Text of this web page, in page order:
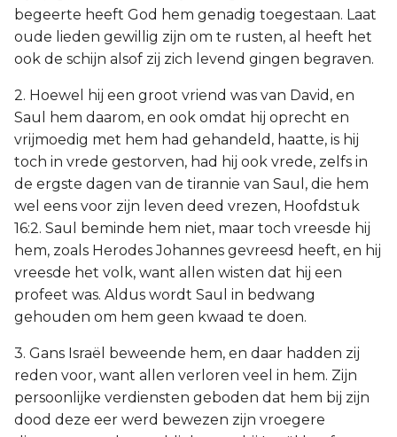
begeerte heeft God hem genadig toegestaan. Laat
oude lieden gewillig zijn om te rusten, al heeft het
ook de schijn alsof zij zich levend gingen begraven.
2. Hoewel hij een groot vriend was van David, en
Saul hem daarom, en ook omdat hij oprecht en
vrijmoedig met hem had gehandeld, haatte, is hij
toch in vrede gestorven, had hij ook vrede, zelfs in
de ergste dagen van de tirannie van Saul, die hem
wel eens voor zijn leven deed vrezen, Hoofdstuk
16:2. Saul beminde hem niet, maar toch vreesde hij
hem, zoals Herodes Johannes gevreesd heeft, en hij
vreesde het volk, want allen wisten dat hij een
profeet was. Aldus wordt Saul in bedwang
gehouden om hem geen kwaad te doen.
3. Gans Israël beweende hem, en daar hadden zij
reden voor, want allen verloren veel in hem. Zijn
persoonlijke verdiensten geboden dat hem bij zijn
dood deze eer werd bewezen zijn vroegere